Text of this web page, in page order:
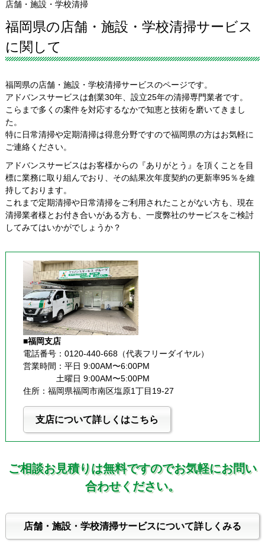
店舗・施設・学校清掃
福岡県の店舗・施設・学校清掃サービス
に関して
福岡県の店舗・施設・学校清掃サービスのページです。
アドバンスサービスは創業30年、設立25年の清掃専門業者です。
こらまで多くの案件を対応するなかで知恵と技術を磨いてきまし
た。
特に日常清掃や定期清掃は得意分野ですので福岡県の方はお気軽に
ご連絡ください。
アドバンスサービスはお客様からの『ありがとう』を頂くことを目
標に業務に取り組んでおり、その結果次年度契約の更新率95％を維
持しております。
これまで定期清掃や日常清掃をご利用されたことがない方も、現在
清掃業者様とお付き合いがある方も、一度弊社のサービスをご検討
してみてはいかがでしょうか？
■福岡支店
電話番号：0120-440-668（代表フリーダイヤル）
営業時間：平日 9:00AM〜6:00PM
              土曜日 9:00AM〜5:00PM
住所：福岡県福岡市南区塩原1丁目19-27
支店について詳しくはこちら
ご相談お見積りは無料ですのでお気軽にお問い
合わせください。
店舗・施設・学校清掃サービスについて詳しくみる